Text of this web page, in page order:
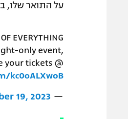
על התואר שלו,
EVERYTHING
only event,
your tickets @
kc0oALXwoB
— Movies @ Cinemas (@MoviesCinemas)
19, 2023